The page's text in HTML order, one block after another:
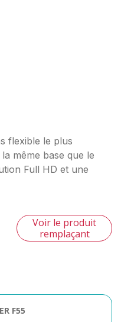
flexible le plus
même base que le
Full HD et une
Voir le produit
remplaçant
F55